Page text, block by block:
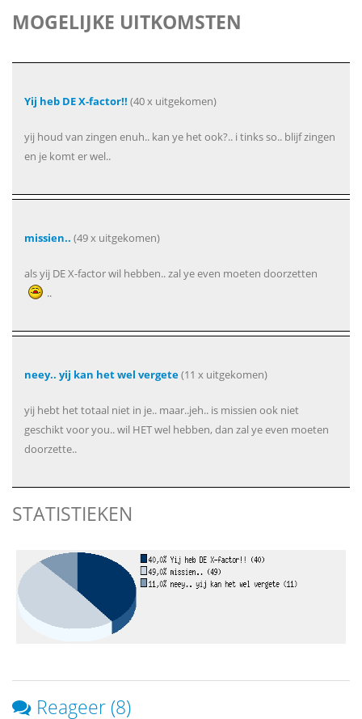
MOGELIJKE UITKOMSTEN
Yij heb DE X-factor!! (40 x uitgekomen)
yij houd van zingen enuh.. kan ye het ook?.. i tinks so.. blijf zingen
en je komt er wel..
missien.. (49 x uitgekomen)
als yij DE X-factor wil hebben.. zal ye even moeten doorzetten
..
neey.. yij kan het wel vergete(11 x uitgekomen)
yij hebt het totaal niet in je.. maar..jeh.. is missien ook niet
geschikt voor you.. wil HET wel hebben, dan zal ye even moeten
doorzette..
STATISTIEKEN
Reageer (8)